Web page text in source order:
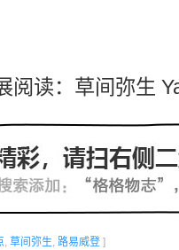
阅读： 草间弥生
, 草间弥生, 路易威登 ]